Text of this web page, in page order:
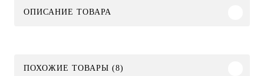
ОПИСАНИЕ ТОВАРА
ПОХОЖИЕ ТОВАРЫ (8)